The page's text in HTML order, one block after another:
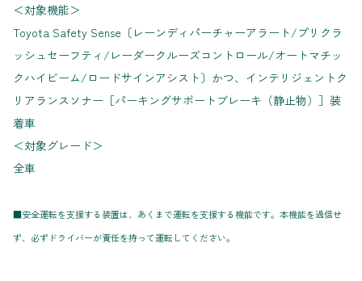
＜対象機能＞
Toyota Safety Sense〔レーンディパーチャーアラート/プリクラ
ッシュセーフティ/レーダークルーズコントロール/オートマチッ
クハイビーム/ロードサインアシスト〕かつ、インテリジェントク
リアランスソナー［パーキングサポートブレーキ（静止物）］装
着車
＜対象グレード＞
全車
■安全運転を支援する装置は、あくまで運転を支援する機能です。本機能を過信せ
ず、必ずドライバーが責任を持って運転してください。